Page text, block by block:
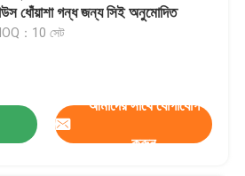
ধোঁয়াশা গন্ধ জন্য সিই অনুমোদিত
：10 সেট
আমাদের সাথে যোগাযোগ
করুন